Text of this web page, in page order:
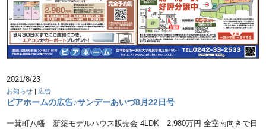
2021/8/23
お知らせ | 広告
ピアホームの広告♪サンデーあいづ8月22日号
一箕町八幡 新築モデルハウス販売会 4LDK 2,980万円 全室南向きで日